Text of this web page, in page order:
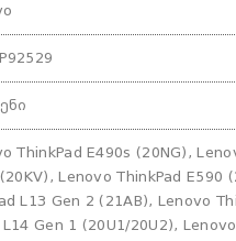
ThinkPad E490s (20NG),
Lenovo ThinkPad E590
L13 Gen 2 (21AB), Lenovo
Gen 1 (20U1/20U2),